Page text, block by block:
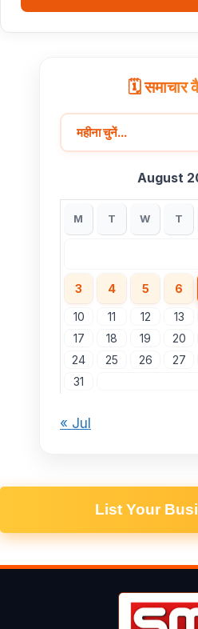
🗓️ समाचार
August
M T W T
3 4 5 6
10 11 12 13
17
18 19 20
24
25 26 27
31
« Jul
List Your